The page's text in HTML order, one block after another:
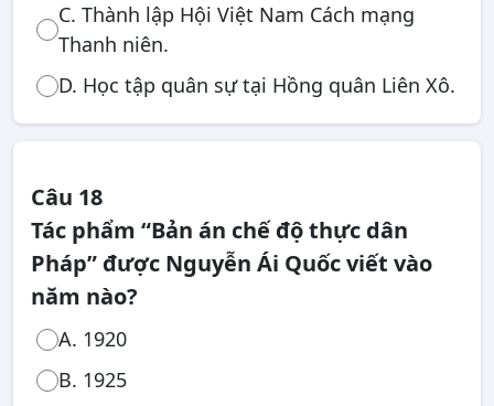
C. Thành lập Hội Việt Nam Cách mạng
Thanh niên.
D. Học tập quân sự tại Hồng quân Liên Xô.
Câu 18
Tác phẩm “Bản án chế độ thực dân
Pháp” được Nguyễn Ái Quốc viết vào
năm nào?
A. 1920
B. 1925